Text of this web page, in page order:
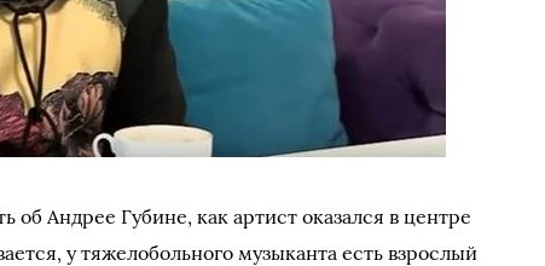
Андрее Губине, как артист оказался в центре
у тяжелобольного музыканта есть взрослый